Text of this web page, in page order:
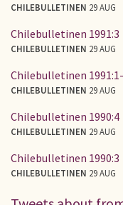
CHILEBULLETINEN 29 AUG
Chilebulletinen 1991:3
CHILEBULLETINEN 29 AUG
Chilebulletinen
CHILEBULLETINEN 29 AUG
Chilebulletinen 1990:4
CHILEBULLETINEN 29 AUG
Chilebulletinen 1990:3
CHILEBULLETINEN 29 AUG